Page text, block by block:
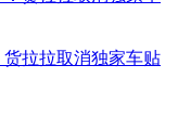
拉拉取消独家车贴